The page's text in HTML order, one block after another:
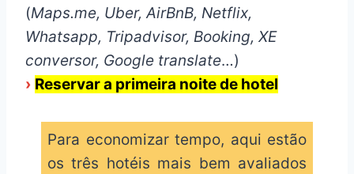
(Maps.me, Uber, AirBnB, Netflix,
Whatsapp, Tripadvisor, Booking, XE
conversor, Google translate…)
› Reservar a primeira noite de hotel
Para economizar tempo, aqui estão
os três hotéis mais bem avaliados